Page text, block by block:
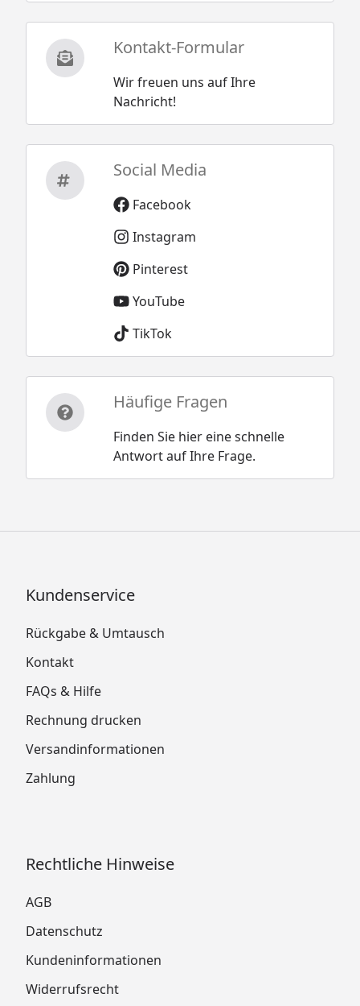
Kontakt-Formular
Wir freuen uns auf Ihre
Nachricht!
Social Media
Facebook
Instagram
Pinterest
YouTube
TikTok
Häufige Fragen
Finden Sie hier eine schnelle
Antwort auf Ihre Frage.
Kundenservice
Rückgabe & Umtausch
Kontakt
FAQs & Hilfe
Rechnung drucken
Versandinformationen
Zahlung
Rechtliche Hinweise
AGB
Datenschutz
Kundeninformationen
Widerrufsrecht